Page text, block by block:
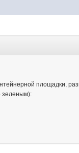
площадки,
зеленым):